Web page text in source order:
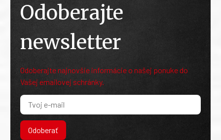
Odoberajte
newsletter
Odoberajte najnovšie informácie o našej ponuke do
Vašej emailovej schránky.
Odoberať